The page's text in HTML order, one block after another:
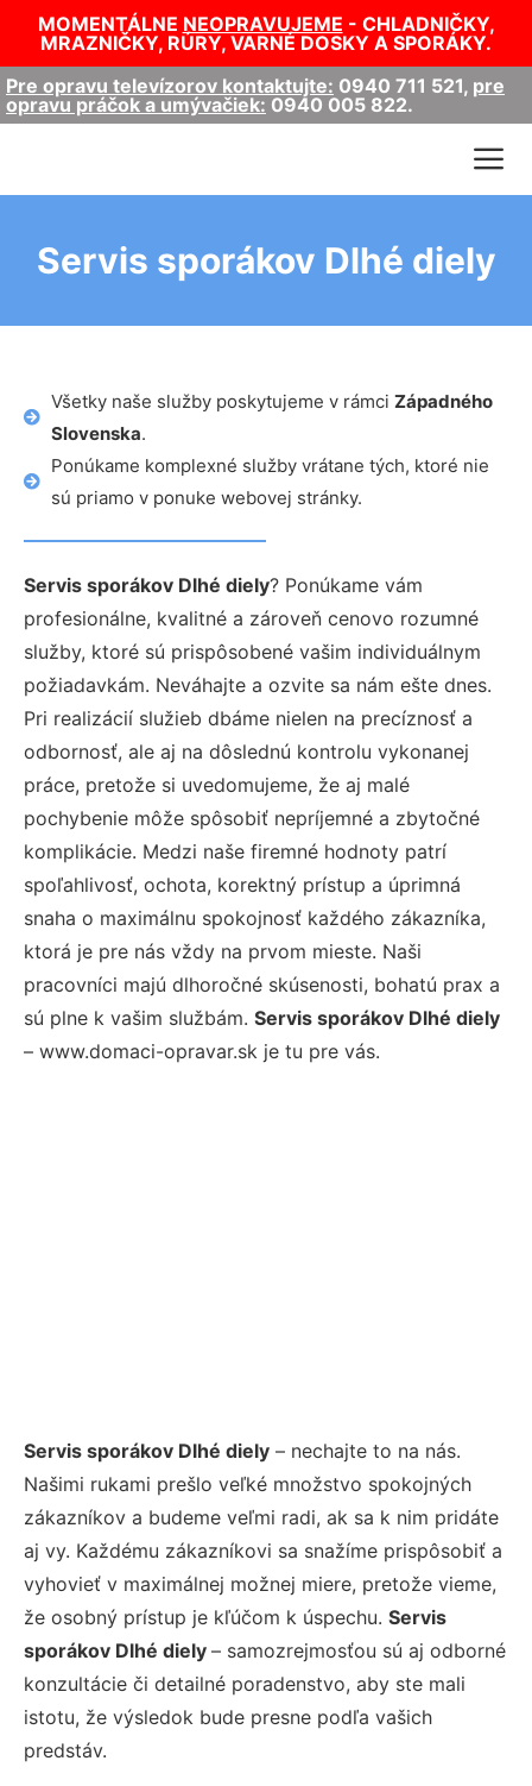
MOMENTÁLNE NEOPRAVUJEME - CHLADNIČKY,
MRAZNIČKY, RÚRY, VARNÉ DOSKY A SPORÁKY.
Pre opravu televízorov kontaktujte: 0940 711 521, pre
opravu práčok a umývačiek: 0940 005 822.
Servis sporákov Dlhé diely
Všetky naše služby poskytujeme v rámci Západného
Slovenska.
Ponúkame komplexné služby vrátane tých, ktoré nie
sú priamo v ponuke webovej stránky.
Servis sporákov Dlhé diely? Ponúkame vám
profesionálne, kvalitné a zároveň cenovo rozumné
služby, ktoré sú prispôsobené vašim individuálnym
požiadavkám. Neváhajte a ozvite sa nám ešte dnes.
Pri realizácií služieb dbáme nielen na precíznosť a
odbornosť, ale aj na dôslednú kontrolu vykonanej
práce, pretože si uvedomujeme, že aj malé
pochybenie môže spôsobiť nepríjemné a zbytočné
komplikácie. Medzi naše firemné hodnoty patrí
spoľahlivosť, ochota, korektný prístup a úprimná
snaha o maximálnu spokojnosť každého zákazníka,
ktorá je pre nás vždy na prvom mieste. Naši
pracovníci majú dlhoročné skúsenosti, bohatú prax a
sú plne k vašim službám. Servis sporákov Dlhé diely
– www.domaci-opravar.sk je tu pre vás.
Servis sporákov Dlhé diely – nechajte to na nás.
Našimi rukami prešlo veľké množstvo spokojných
zákazníkov a budeme veľmi radi, ak sa k nim pridáte
aj vy. Každému zákazníkovi sa snažíme prispôsobiť a
vyhovieť v maximálnej možnej miere, pretože vieme,
že osobný prístup je kľúčom k úspechu. Servis
sporákov Dlhé diely – samozrejmosťou sú aj odborné
konzultácie či detailné poradenstvo, aby ste mali
istotu, že výsledok bude presne podľa vašich
predstáv.